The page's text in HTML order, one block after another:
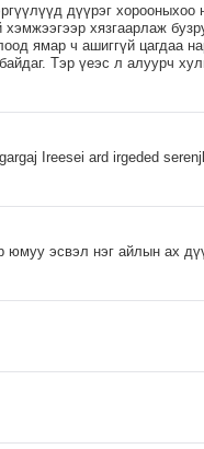
дүүрэг хорооныхоо
хязгаарлаж
ямар ч ашиггүй цагдаа
Тэр үеэс л алуурч
Ireesei ard irgeded
юмуу эсвэл нэг айлын ах